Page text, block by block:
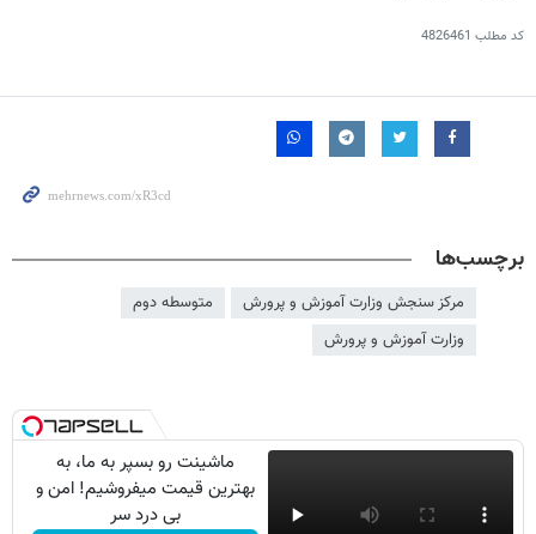
کد مطلب 4826461
برچسب‌ها
مرکز سنجش وزارت آموزش و پرورش
متوسطه دوم
وزارت آموزش و پرورش
ماشینت رو بسپر به ما، به
بهترین قیمت میفروشیم! امن و
بی درد سر